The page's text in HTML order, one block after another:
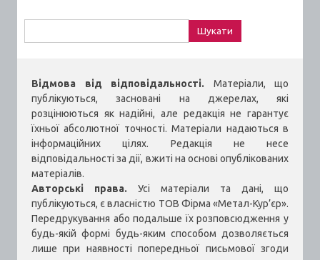
Відмова від відповідальності. Матеріали, що
публікуються, засновані на джерелах, які
розцінюються як надійні, але редакція не гарантує
їхньої абсолютної точності. Матеріали надаються в
інформаційних цілях. Редакція не несе
відповідальності за дії, вжиті на основі опублікованих
матеріалів.
Авторські права. Усі матеріали та дані, що
публікуються, є власністю ТОВ Фірма «Метал-Кур’єр».
Передрукування або подальше їх розповсюдження у
будь-якій формі будь-яким способом дозволяється
лише при наявності попередньої письмової згоди